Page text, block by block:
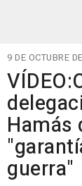
9 DE OCTUBRE
Hamás
guerra"